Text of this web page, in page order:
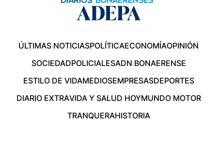
ÚLTIMAS NOTICIASPOLÍTICAECONOMÍAOPINIÓN
SOCIEDADPOLICIALESADN BONAERENSE
ESTILO DE VIDAMEDIOSEMPRESASDEPORTES
DIARIO EXTRAVIDA Y SALUD HOYMUNDO MOTOR
TRANQUERAHISTORIA